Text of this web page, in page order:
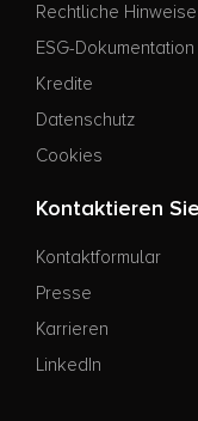
Rechtliche Hinweise
ESG-Dokumentation
Kredite
Datenschutz
Cookies
Kontaktieren
Kontaktformular
Presse
Karrieren
LinkedIn